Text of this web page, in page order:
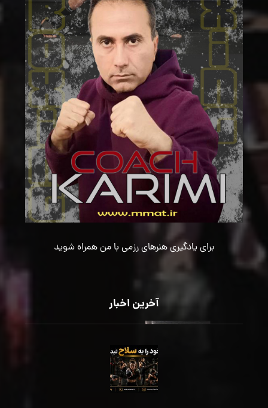
برای یادگیری هنرهای رزمی با من همراه شوید
آخرین اخبار